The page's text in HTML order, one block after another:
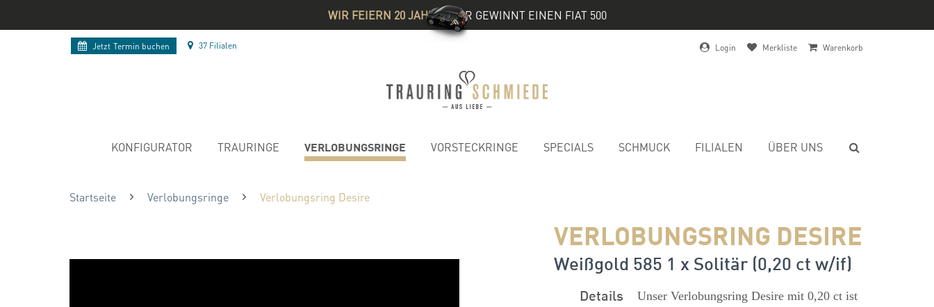
WIR FEIERN 20 JAHRE& IHR GEWINNT EINEN FIAT 500
Jetzt Termin buchen 37 Filialen Login Merkliste Warenkorb
KONFIGURATOR TRAURINGE VERLOBUNGSRINGE VORSTECKRINGE SPECIALS SCHMUCK FILIALEN ÜBER UNS
Startseite Verlobungsringe Verlobungsring Desire
VERLOBUNGSRING DESIRE
Weißgold 585 1 x Solitär (0,20 ct w/if)
Details
Unser Verlobungsring Desire mit 0,20 ct ist